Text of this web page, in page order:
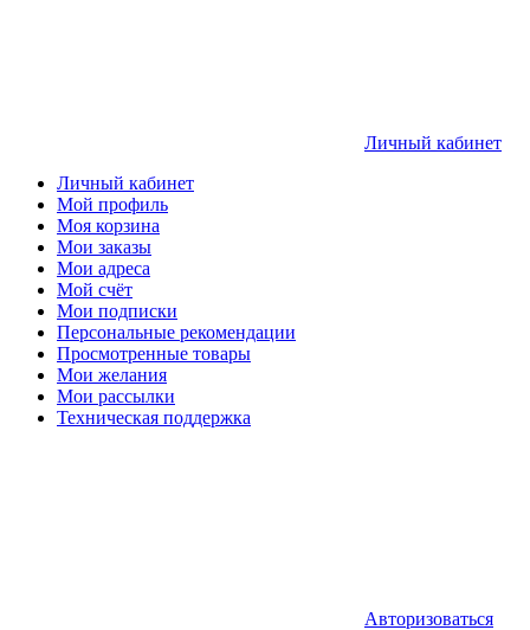
Личный кабинет
Личный кабинет
Мой профиль
Моя корзина
Мои заказы
Мои адреса
Мой счёт
Мои подписки
Персональные рекомендации
Просмотренные товары
Мои желания
Мои рассылки
Техническая поддержка
Авторизоваться